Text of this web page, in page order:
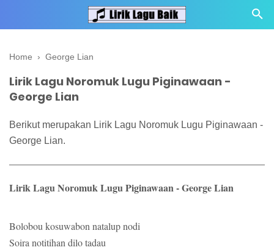
Home › George Lian
Lirik Lagu Noromuk Lugu Piginawaan -
George Lian
Berikut merupakan Lirik Lagu Noromuk Lugu Piginawaan -
George Lian.
Lirik Lagu Noromuk Lugu Piginawaan - George Lian
Bolobou kosuwabon natalup nodi
Soira notitihan dilo tadau